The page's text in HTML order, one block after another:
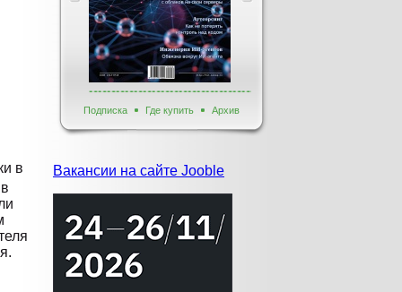
в
Подписка Где купить Архив
Вакансии на сайте Jooble